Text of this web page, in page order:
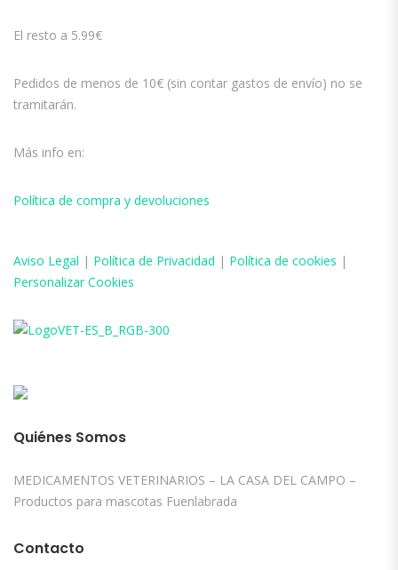
El resto a 5.99€
Pedidos de menos de 10€ (sin contar gastos de envío) no se
tramitarán.
Más info en:
Política de compra y devoluciones
Aviso Legal | Política de Privacidad | Política de cookies |
Personalizar Cookies
Quiénes Somos
MEDICAMENTOS VETERINARIOS – LA CASA DEL CAMPO –
Productos para mascotas Fuenlabrada
Contacto